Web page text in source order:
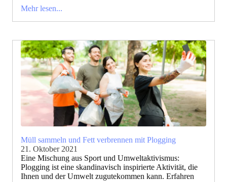
Mehr lesen...
Müll sammeln und Fett verbrennen mit Plogging
21. Oktober 2021
Eine Mischung aus Sport und Umweltaktivismus:
Plogging ist eine skandinavisch inspirierte Aktivität, die
Ihnen und der Umwelt zugutekommen kann. Erfahren